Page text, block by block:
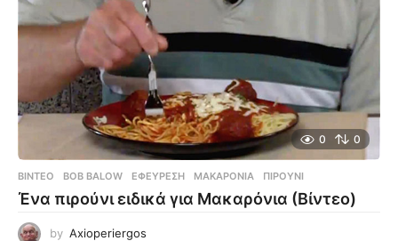
0 0
ΒΊΝΤΕΟ BOB BALOW ,ΕΦΕΎΡΕΣΗ ,ΜΑΚΑΡΌΝΙΑ ,ΠΙΡΟΎΝΙ
Ένα πιρούνι ειδικά για Μακαρόνια (Βίντεο)
by Axioperiergos